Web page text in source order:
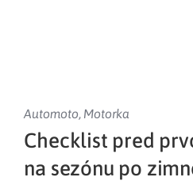
domova
Automoto, Motorka
Checklist pred
na sezónu po